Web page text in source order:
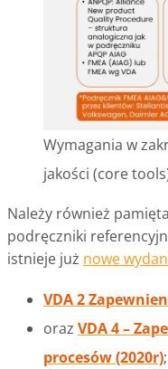
Wymagania w
jakości (core
Należy również
podręczniki
istnieje już nowe
VDA 2
oraz VDA 4 –
procesów (2020r);